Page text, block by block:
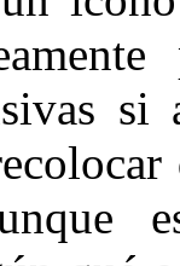
si